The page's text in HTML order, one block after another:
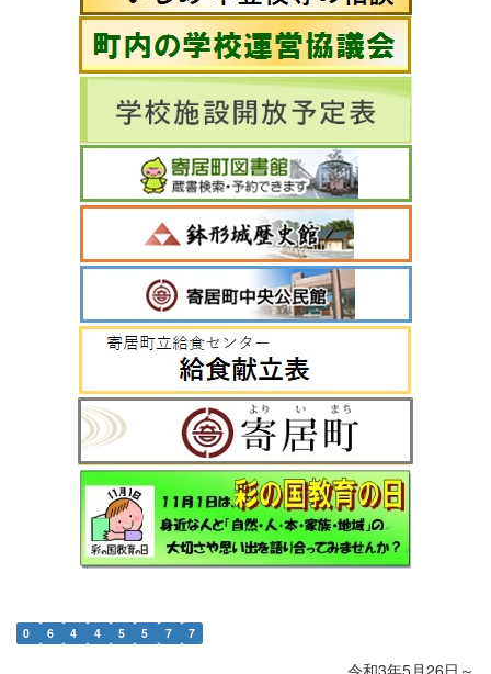
0 6 4 4 5 5 7 7